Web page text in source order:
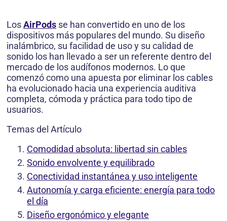
LosAirPods se han convertido en uno de los
dispositivos más populares del mundo. Su diseño
inalámbrico, su facilidad de uso y su calidad de
sonido los han llevado a ser un referente dentro del
mercado de los audífonos modernos. Lo que
comenzó como una apuesta por eliminar los cables
ha evolucionado hacia una experiencia auditiva
completa, cómoda y práctica para todo tipo de
usuarios.
Temas del Artículo
Comodidad absoluta: libertad sin cables
Sonido envolvente y equilibrado
Conectividad instantánea y uso inteligente
Autonomía y carga eficiente: energía para todo
el día
Diseño ergonómico y elegante